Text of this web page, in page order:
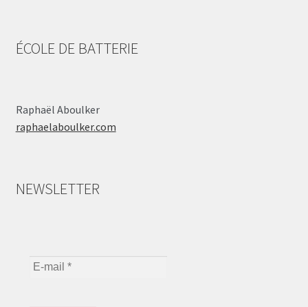
ÉCOLE DE BATTERIE
Raphaël Aboulker
raphaelaboulker.com
NEWSLETTER